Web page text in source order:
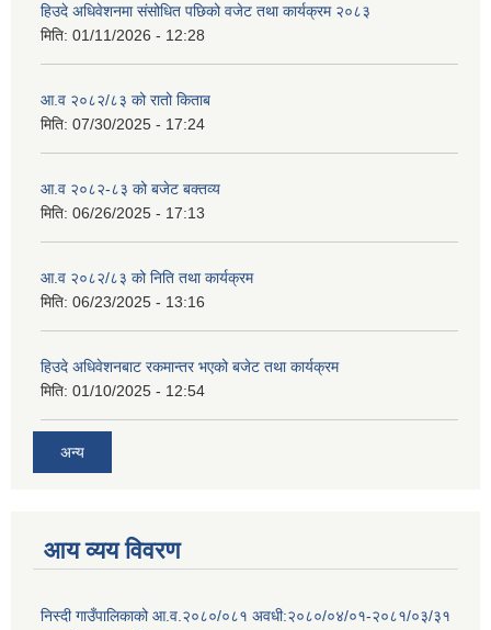
हिउदे अधिवेशनमा संसोधित पछिको वजेट तथा कार्यक्रम २०८३
मिति: 01/11/2026 - 12:28
आ.व २०८२/८३ को रातो किताब
मिति: 07/30/2025 - 17:24
आ.व २०८२-८३ को बजेट बक्तव्य
मिति: 06/26/2025 - 17:13
आ.व २०८२/८३ को निति तथा कार्यक्रम
मिति: 06/23/2025 - 13:16
हिउदे अधिवेशनबाट रकमान्तर भएको बजेट तथा कार्यक्रम
मिति: 01/10/2025 - 12:54
अन्य
आय व्यय विवरण
निस्दी गाउँपालिकाको आ.व.२०८०/०८१ अवधी:२०८०/०४/०१-२०८१/०३/३१